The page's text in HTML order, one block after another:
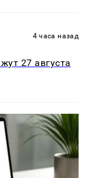
4 часа назад
27 августа